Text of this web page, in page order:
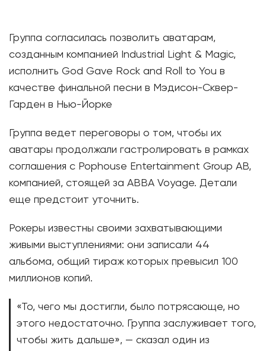
Группа согласилась позволить аватарам,
созданным компанией Industrial Light & Magic,
исполнить God Gave Rock and Roll to You в
качестве финальной песни в Мэдисон-Сквер-
Гарден в Нью-Йорке
Группа ведет переговоры о том, чтобы их
аватары продолжали гастролировать в рамках
соглашения с Pophouse Entertainment Group AB,
компанией, стоящей за ABBA Voyage. Детали
еще предстоит уточнить.
Рокеры известны своими захватывающими
живыми выступлениями: они записали 44
альбома, общий тираж которых превысил 100
миллионов копий.
«То, чего мы достигли, было потрясающе, но
этого недостаточно. Группа заслуживает того,
чтобы жить дальше», — сказал один из